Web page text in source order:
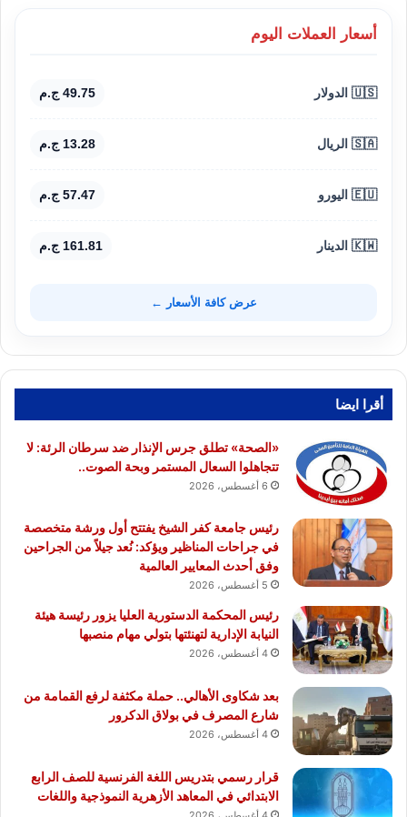
أسعار العملات اليوم
🇺🇸 الدولار 49.75 ج.م
🇸🇦 الريال 13.28 ج.م
🇪🇺 اليورو 57.47 ج.م
🇰🇼 الدينار 161.81 ج.م
عرض كافة الأسعار ←
أقرا ايضا
«الصحة» تطلق جرس الإنذار ضد سرطان الرئة: لا
تتجاهلوا السعال المستمر وبحة الصوت..
6 أغسطس، 2026
رئيس جامعة كفر الشيخ يفتتح أول ورشة متخصصة
في جراحات المناظير ويؤكد: نُعد جيلاً من الجراحين
وفق أحدث المعايير العالمية
5 أغسطس، 2026
رئيس المحكمة الدستورية العليا يزور رئيسة هيئة
النيابة الإدارية لتهنئتها بتولي مهام منصبها
4 أغسطس، 2026
بعد شكاوى الأهالي.. حملة مكثفة لرفع القمامة من
شارع المصرف في بولاق الدكرور
4 أغسطس، 2026
قرار رسمي بتدريس اللغة الفرنسية للصف الرابع
الابتدائي في المعاهد الأزهرية النموذجية واللغات